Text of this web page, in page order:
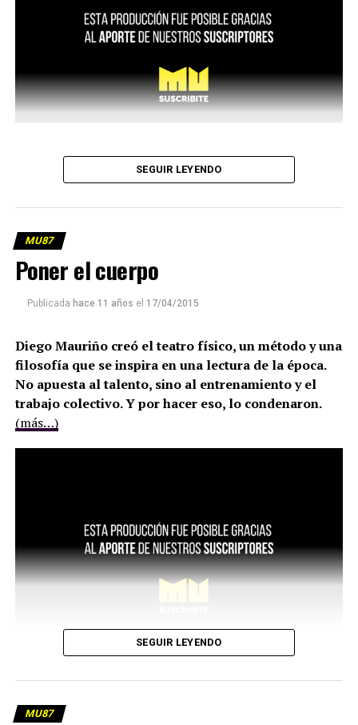
SEGUIR LEYENDO
MU87
Poner el cuerpo
Publicada hace 11 años el 17/04/2015
Diego Mauriño creó el teatro físico, un método y una
filosofía que se inspira en una lectura de la época.
No apuesta al talento, sino al entrenamiento y el
trabajo colectivo. Y por hacer eso, lo condenaron.
(más…)
SEGUIR LEYENDO
MU87